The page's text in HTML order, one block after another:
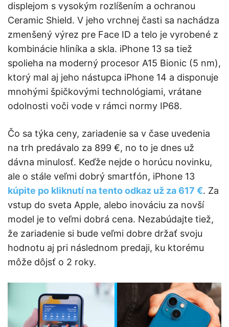
displejom s vysokým rozlíšením a ochranou
Ceramic Shield. V jeho vrchnej časti sa nachádza
zmenšený výrez pre Face ID a telo je vyrobené z
kombinácie hliníka a skla. iPhone 13 sa tiež
spolieha na moderný procesor A15 Bionic (5 nm),
ktorý mal aj jeho nástupca iPhone 14 a disponuje
mnohými špičkovými technológiami, vrátane
odolnosti voči vode v rámci normy IP68.
Čo sa týka ceny, zariadenie sa v čase uvedenia
na trh predávalo za 899 €, no to je dnes už
dávna minulosť. Keďže nejde o horúcu novinku,
ale o stále veľmi dobrý smartfón, iPhone 13
kúpite po kliknutí na tento odkaz už za 617 €. Za
vstup do sveta Apple, alebo inováciu za novší
model je to veľmi dobrá cena. Nezabúdajte tiež,
že zariadenie si bude veľmi dobre držať svoju
hodnotu aj pri následnom predaji, ku ktorému
môže dôjsť o 2 roky.